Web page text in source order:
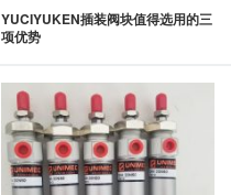
YUCIYUKEN插装阀块值得选用的三
项优势